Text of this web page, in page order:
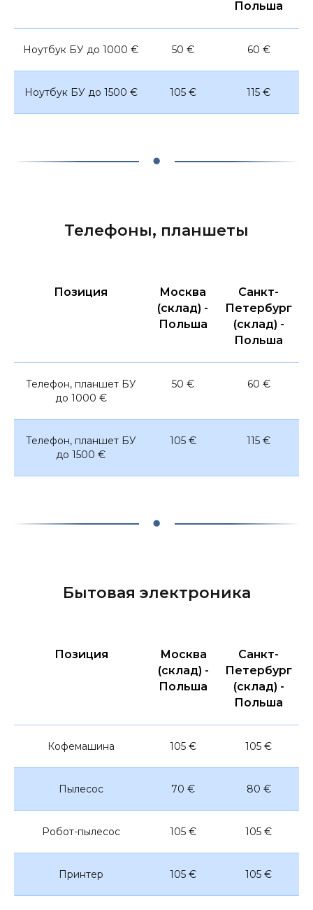
Польша
Ноутбук БУ до 1000 € 50 € 60 €
Ноутбук БУ до 1500 € 105 € 115 €
Телефоны, планшеты
Позиция
Москва
(склад) -
Польша
Санкт-
Петербург
(склад) -
Польша
Телефон, планшет БУ
до 1000 €
50 € 60 €
Телефон, планшет БУ
до 1500 €
105 € 115 €
Бытовая электроника
Позиция
Москва
(склад) -
Польша
Санкт-
Петербург
(склад) -
Польша
Кофемашина 105 € 105 €
Пылесос 70 € 80 €
Робот-пылесос 105 € 105 €
Принтер 105 € 105 €